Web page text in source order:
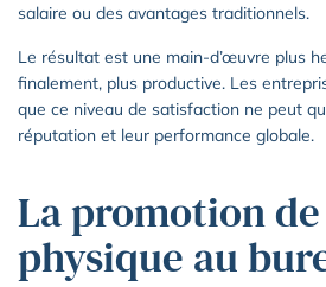
salaire ou des avantages traditionnels.
Le résultat est une main-d’œuvre plus
finalement, plus productive. Les
que ce niveau de satisfaction ne peut
réputation et leur performance globale.
La promotion
physique au